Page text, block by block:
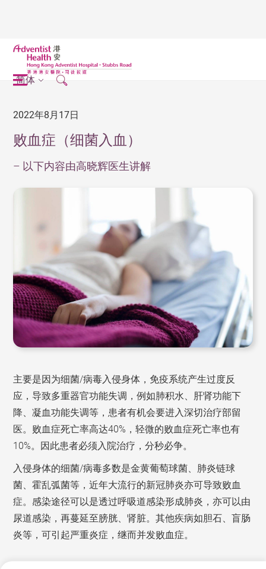
简体
2022年8月17日
败血症（细菌入血）
– 以下内容由高晓辉医生讲解
主要是因为细菌/病毒入侵身体，免疫系统产生过度反
应，导致多重器官功能失调，例如肺积水、肝肾功能下
降、凝血功能失调等，患者有机会要进入深切治疗部留
医。败血症死亡率高达40%，轻微的败血症死亡率也有
10%。因此患者必须入院治疗，分秒必争。
入侵身体的细菌/病毒多数是金黄葡萄球菌、肺炎链球
菌、霍乱弧菌等，近年大流行的新冠肺炎亦可导致败血
症。感染途径可以是透过呼吸道感染形成肺炎，亦可以由
尿道感染，再蔓延至膀胱、肾脏。其他疾病如胆石、盲肠
炎等，可引起严重炎症，继而并发败血症。